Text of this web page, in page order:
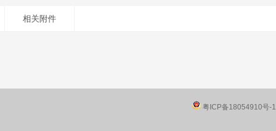
相关附件
粤ICP备18054910号-1